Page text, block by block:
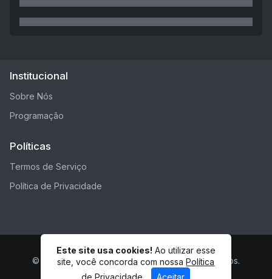
Institucional
Sobre Nós
Programação
Políticas
Termos de Serviço
Política de Privacidade
© Rádio Freddy Fm - Todos os direitos reservados.
Este site usa cookies! Ao utilizar esse
site, você concorda com nossaPolítica
de Privacidade
Aceitar